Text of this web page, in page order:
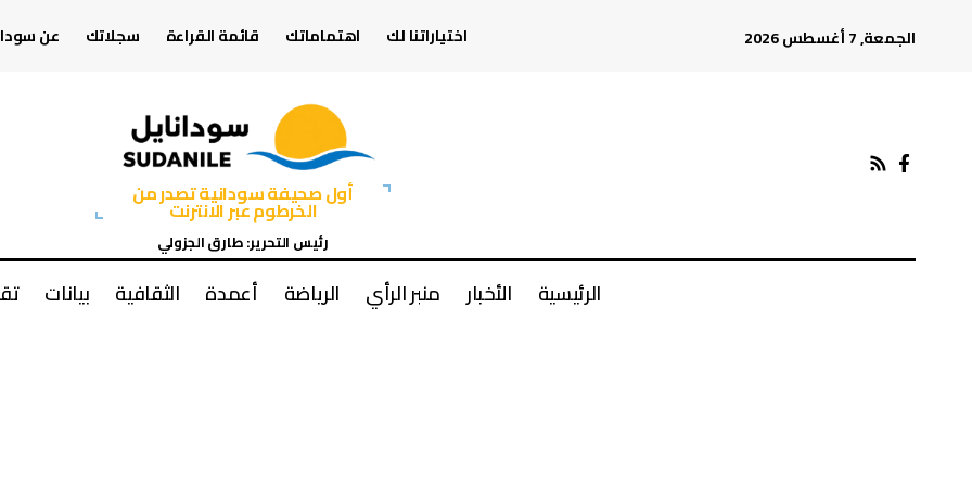
الجمعة, 7 أغسطس 2026 اختياراتنا لك اهتماماتك قائمة القراءة سجلاتك عن
أول صحيفة سودانية تصدر من
الخرطوم عبر الانترنت
رئيس التحرير: طارق الجزولي
الرئيسية الأخبار منبر الرأي الرياضة أعمدة الثقافية بيانات